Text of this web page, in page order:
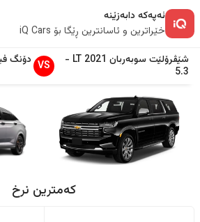
ئەپەکە دابەزێنە
خێراترین و ئاسانترین ڕێگا بۆ iQ Cars
شێڤرۆلێت سوبەربان 2021
LT
-
5.3
VS دۆنگ
کەمترین نرخ